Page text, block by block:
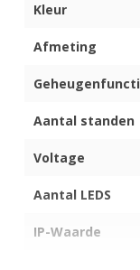
Kleur
Afmeting
Aantal standen
Voltage
Aantal LEDS
IP-Waarde